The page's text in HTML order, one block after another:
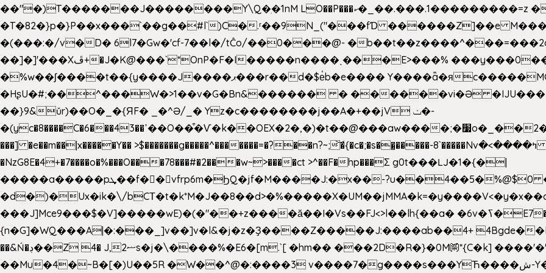
��"�)T�������J��������Y\Q�ִ�1nM LO��P���ކ�_��.���.1���������=z �Z��#�n�*��"�)��䑺
�T�82�}p�}P��x���`��g��#l`)C�.ʳ��9N_("���fƊ ������Z]��e
�(���:�/v�D� 6l7�Gw�'cf-7��l�/tĈo/��0���@- �
��]�]'���Xڦ+�J�K@���`*OnP�F�I�����n����ˎ���E>���% ���y���0��/J|Wz��Dn 'j.�8�
�%w��ʃ����t��{y����J����ޕ���r��d�$e҅b�e���� Y����ǟ�яc�����MG�p-+�S�:��=�[�x��aS����d�}
�HʂU�#;��^���W�>1��v�G�Bn&������ � ������vi�Ə
��}9&ǔr)��O�_�{ЯF� _�^Ə/_� Yz�c��������j��A�+��jV ݖ�-
�(yc�8����C�6���43��ߴ��O��͒�Ѵ�k��OEX�2�,�)�t��@���aw����;�׷o�_��2�sy��.�=W�n��߃�{4��ߑ��i�8V6v4W�9��s���g�
���] �e��m��|x�����Y�� >$�������g�����^�������=�?��n?~;͝�{�c�;�s��̺�����-8`�����Nvߤ����>� ��\�܃�˓n >��
�NzG8E�4+�7����o�%���O���78���#�2���w~>����ct >^��F�hp���Σ g0t���Ǉ�1�{�|
�����a�����pܜ��f��vfrp6m�ϦQ�jf�M����J:�x��-?u��4��5�%@$0 �t-
�d�)�Ux�ik�\/bCΤ�t�k*M�J��8��d>�%�����X�UM��
���J]Mce9���$�V]�����wE)�(�"��+z����ӑ��I�Vs��FJ<>l��lh{��a� �6v�ߖ�E7��"I�ȶmZ)i�3� ���:���,
{n�G]�WQ���A|�:���_]v��]v�l&�j�z�Ҙ����Z�����J:����ab��4+ 4Bgde�
��&Ń�ڊ��Z 4� J,ޟ2s�j�\����%�E6�[m.`[ �hm�� ���2D�R�}�0M㉀*{C�k] ��
��Mu�4�~B�[�)U��5R �W��^@�:����3 v����7�g����s���YЋ����ش-Y�'n��l�`)�F↣��l8t�G���͑��4�FN�]?f